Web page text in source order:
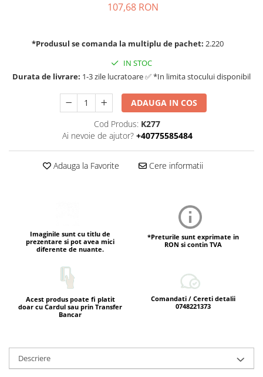
107,68 RON
*Produsul se comanda la multiplu de pachet: 2.220
IN STOC
Durata de livrare: 1-3 zile lucratoare ✅ *In limita stocului disponibil
ADAUGA IN COS
Cod Produs: K277
Ai nevoie de ajutor? +40775585484
Adauga la Favorite Cere informatii
Imaginile sunt cu titlu de
prezentare si pot avea mici
diferente de nuante.
*Preturile sunt exprimate in
RON si contin TVA
Acest produs poate fi platit
doar cu Cardul sau prin Transfer
Bancar
Comandati / Cereti detalii
0748221373
Descriere